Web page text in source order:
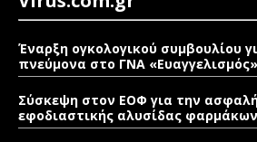
Έναρξη ογκολογικού συμβουλίου
πνεύμονα στο ΓΝΑ «Ευαγγελισμός»
Σύσκεψη στον ΕΟΦ για την ασφαλή
εφοδιαστικής αλυσίδας φαρμάκων